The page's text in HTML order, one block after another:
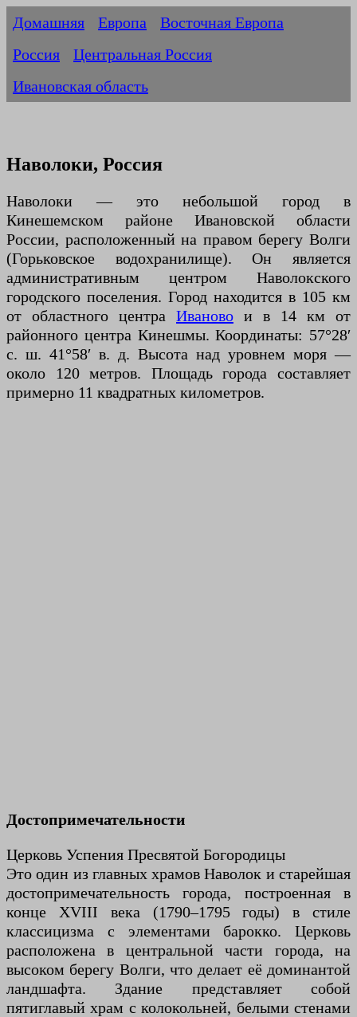
Домашняя Европа
Восточная Европа
Россия
Центральная Россия
Ивановская область
Наволоки, Россия
Наволоки — это небольшой город в
Кинешемском районе Ивановской области
России, расположенный на правом берегу Волги
(Горьковское водохранилище). Он является
административным центром Наволокского
городского поселения. Город находится в 105 км
от областного центра Иваново и в 14 км от
районного центра Кинешмы. Координаты: 57°28′
с. ш. 41°58′ в. д. Высота над уровнем моря —
около 120 метров. Площадь города составляет
примерно 11 квадратных километров.
Достопримечательности
Церковь Успения Пресвятой Богородицы
Это один из главных храмов Наволок и старейшая
достопримечательность города, построенная в
конце XVIII века (1790–1795 годы) в стиле
классицизма с элементами барокко. Церковь
расположена в центральной части города, на
высоком берегу Волги, что делает её доминантой
ландшафта. Здание представляет собой
пятиглавый храм с колокольней, белыми стенами